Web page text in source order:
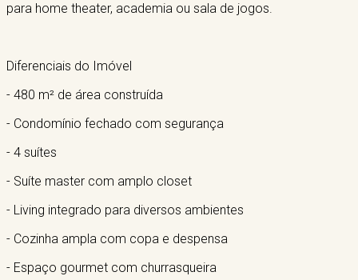
para home theater, academia ou sala de jogos.
Diferenciais do Imóvel
- 480 m² de área construída
- Condomínio fechado com segurança
- 4 suítes
- Suíte master com amplo closet
- Living integrado para diversos ambientes
- Cozinha ampla com copa e despensa
- Espaço gourmet com churrasqueira